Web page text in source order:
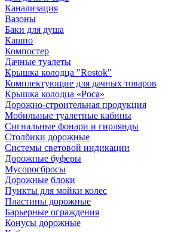
Канализация
Вазоны
Баки для душа
Кашпо
Компостер
Дачные туалеты
Крышка колодца "Rostok"
Комплектующие для дачных товаров
Крышка колодца «Роса»
Дорожно-строительная продукция
Мобильные туалетные кабины
Сигнальные фонари и гирлянды
Столбики дорожные
Системы световой индикации
Дорожные буферы
Мусоросбросы
Дорожные блоки
Пункты для мойки колес
Пластины дорожные
Барьерные ограждения
Конусы дорожные